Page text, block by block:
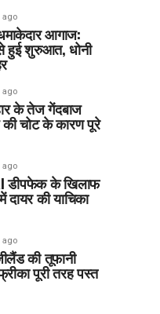
ago
आगाज:
हुई शुरुआत, धोनी
ago
के तेज गेंदबाज
चोट के कारण पूरे
ago
डीपफेक के खिलाफ
दायर की याचिका
ago
की तूफानी
पूरी तरह पस्त